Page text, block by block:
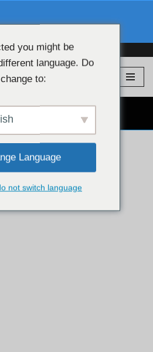
💖 VIP-modeller
CHATT 👉
you might be
language. Do
to:
Language
not switch language